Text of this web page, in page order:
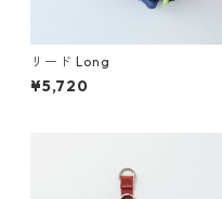
リード Long
¥5,720